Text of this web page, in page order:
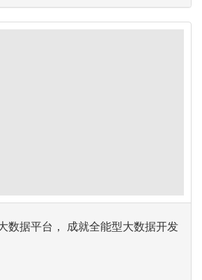
数据平台， 成就全能型大数据开发